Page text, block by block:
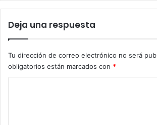
Deja una respuesta
Tu dirección de correo electrónico no será
obligatorios están marcados con *